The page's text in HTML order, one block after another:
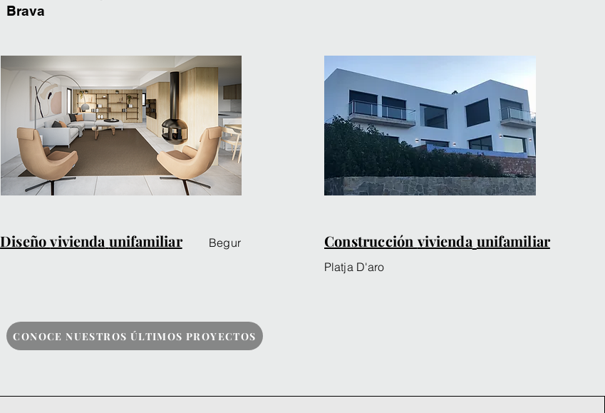
Brava
Diseñovivienda unifamiliar Begur Construcción vivienda unifamiliar
Platja D'aro
CONOCE NUESTROS ÚLTIMOS PROYECTOS